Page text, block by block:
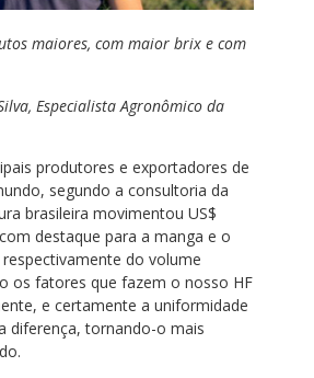
maiores, com maior brix e com
Especialista Agronômico da
produtores e exportadores de
segundo a consultoria da
brasileira movimentou US$
destaque para a manga e o
do volume
os fatores que fazem o nosso HF
e certamente a uniformidade
diferença, tornando-o mais